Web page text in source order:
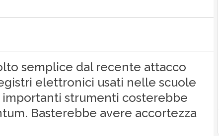
semplice dal recente attacco
elettronici usati nelle scuole
strumenti costerebbe
Basterebbe avere accortezza